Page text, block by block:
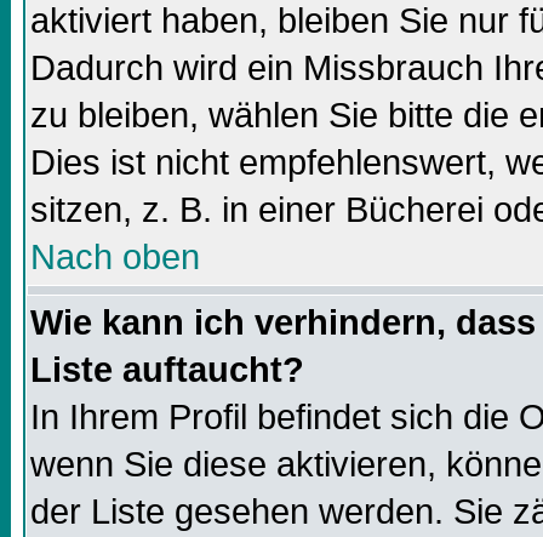
aktiviert haben, bleiben Sie nur
Dadurch wird ein Missbrauch
zu bleiben, wählen Sie bitte die
Dies ist nicht empfehlenswert,
sitzen, z. B. in einer Bücherei
Nach oben
Wie kann ich verhindern,
Liste auftaucht?
In Ihrem Profil befindet sich die
wenn Sie diese aktivieren,
der Liste gesehen werden. Sie